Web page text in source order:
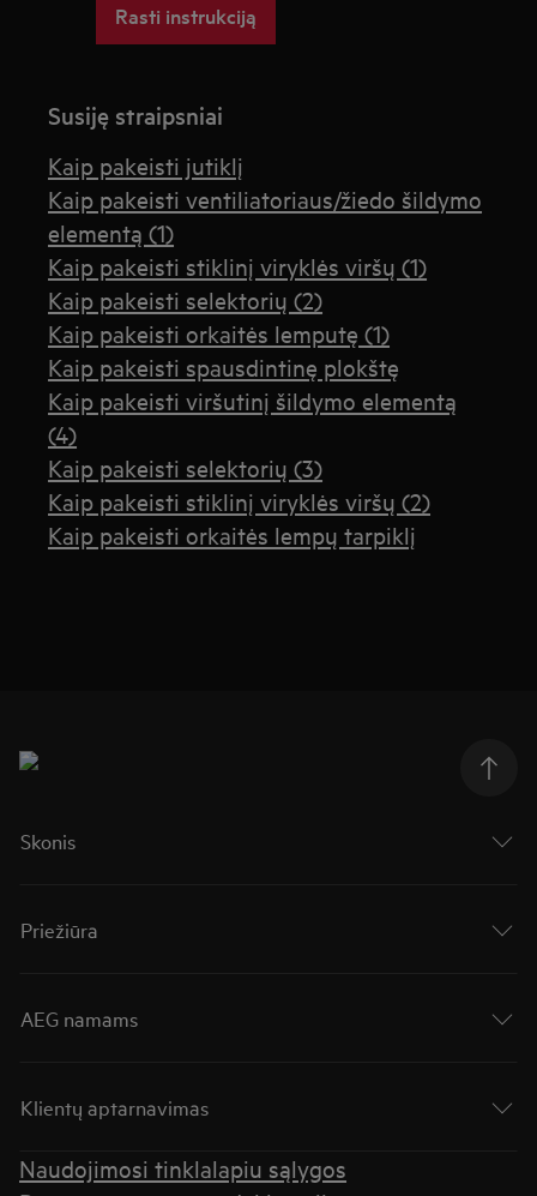
Rasti instrukciją
Susiję straipsniai
Kaip pakeisti jutiklį
Kaip pakeisti ventiliatoriaus/žiedo šildymo
elementą (1)
Kaip pakeisti stiklinį viryklės viršų (1)
Kaip pakeisti selektorių (2)
Kaip pakeisti orkaitės lemputę (1)
Kaip pakeisti spausdintinę plokštę
Kaip pakeisti viršutinį šildymo elementą
(4)
Kaip pakeisti selektorių (3)
Kaip pakeisti stiklinį viryklės viršų (2)
Kaip pakeisti orkaitės lempų tarpiklį
Skonis
Priežiūra
AEG namams
Klientų aptarnavimas
Naudojimosi tinklalapiu sąlygos